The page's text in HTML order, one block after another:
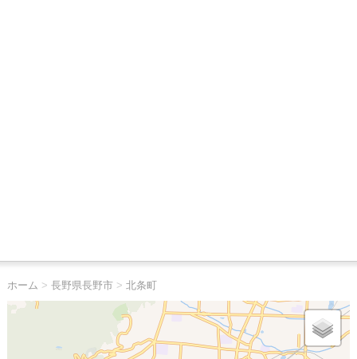
ホーム > 長野県長野市> 北条町